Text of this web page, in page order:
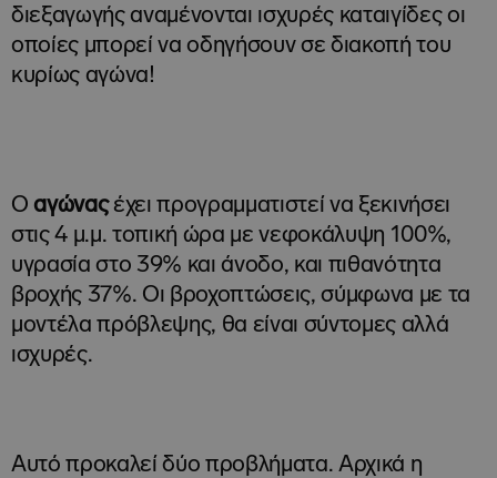
διεξαγωγής αναμένονται ισχυρές καταιγίδες οι
οποίες μπορεί να οδηγήσουν σε διακοπή του
κυρίως αγώνα!
Ο αγώναςέχει προγραμματιστεί να ξεκινήσει
στις 4 μ.μ. τοπική ώρα με νεφοκάλυψη 100%,
υγρασία στο 39% και άνοδο, και πιθανότητα
βροχής 37%. Οι βροχοπτώσεις, σύμφωνα με τα
μοντέλα πρόβλεψης, θα είναι σύντομες αλλά
ισχυρές.
Αυτό προκαλεί δύο προβλήματα. Αρχικά η